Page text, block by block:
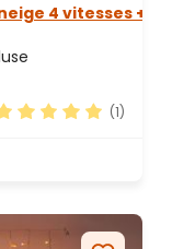
4 vitesses +
(1)